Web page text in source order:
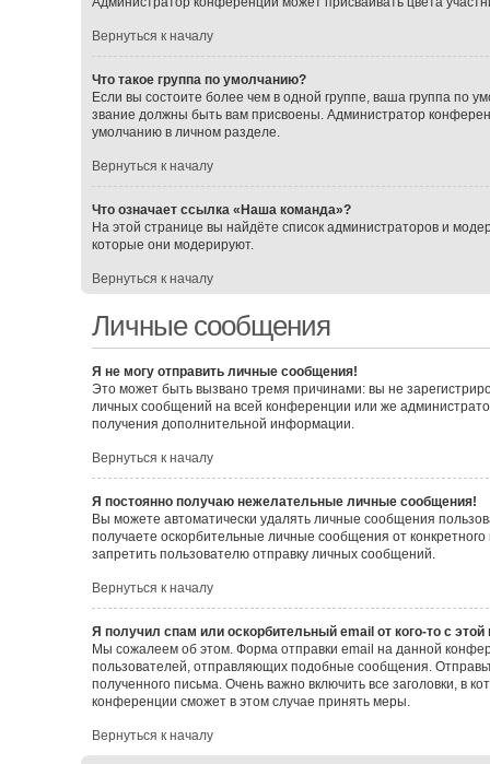
Вернуться к началу
Что такое группа по умолчанию?
Если вы состоите более чем в одной группе, ваша группа по
звание должны быть вам присвоены. Администратор
умолчанию в личном разделе.
Вернуться к началу
Что означает ссылка «Наша команда»?
На этой странице вы найдёте список администраторов и
которые они модерируют.
Вернуться к началу
Личные сообщения
Я не могу отправить личные сообщения!
Это может быть вызвано тремя причинами: вы не
личных сообщений на всей конференции или же
получения дополнительной информации.
Вернуться к началу
Я постоянно получаю нежелательные личные сообщения!
Вы можете автоматически удалять личные сообщения
получаете оскорбительные личные сообщения от
запретить пользователю отправку личных сообщений.
Вернуться к началу
Я получил спам или оскорбительный email от кого-то с
Мы сожалеем об этом. Форма отправки email на данной
пользователей, отправляющих подобные сообщения.
полученного письма. Очень важно включить все заголовки, в
конференции сможет в этом случае принять меры.
Вернуться к началу